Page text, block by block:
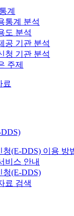
계
통계 분석
도 분석
공 기관 분석
청 기관 분석
주제
료
(E-DDS) 이용 방
비스 안내
청(E-DDS)
료 검색